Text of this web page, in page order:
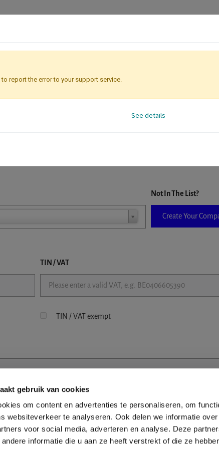
gebruik van cookies
om content en advertenties te personaliseren, om
websiteverkeer te analyseren. Ook delen we informatie
voor social media, adverteren en analyse. Deze
informatie die u aan ze heeft verstrekt of die ze
enterprise ID. When a company is selected it will auto-complete the
Not In The List?
Create Your
TIN / VAT
TIN / VAT exempt
report the error to your support service.
See details